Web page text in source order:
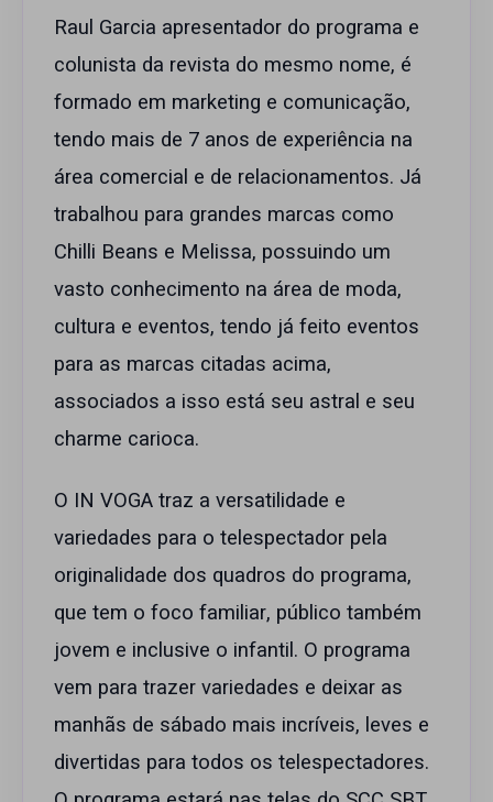
Raul Garcia apresentador do programa e
colunista da revista do mesmo nome, é
formado em marketing e comunicação,
tendo mais de 7 anos de experiência na
área comercial e de relacionamentos. Já
trabalhou para grandes marcas como
Chilli Beans e Melissa, possuindo um
vasto conhecimento na área de moda,
cultura e eventos, tendo já feito eventos
para as marcas citadas acima,
associados a isso está seu astral e seu
charme carioca.
O IN VOGA traz a versatilidade e
variedades para o telespectador pela
originalidade dos quadros do programa,
que tem o foco familiar, público também
jovem e inclusive o infantil. O programa
vem para trazer variedades e deixar as
manhãs de sábado mais incríveis, leves e
divertidas para todos os telespectadores.